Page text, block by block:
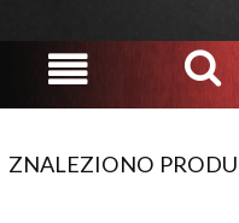
ZNALEZIONO